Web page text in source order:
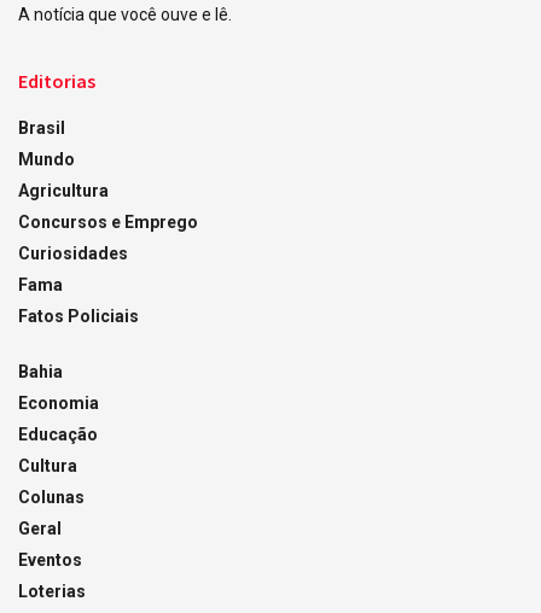
A notícia que você ouve e lê.
Editorias
Brasil
Mundo
Agricultura
Concursos e Emprego
Curiosidades
Fama
Fatos Policiais
Bahia
Economia
Educação
Cultura
Colunas
Geral
Eventos
Loterias